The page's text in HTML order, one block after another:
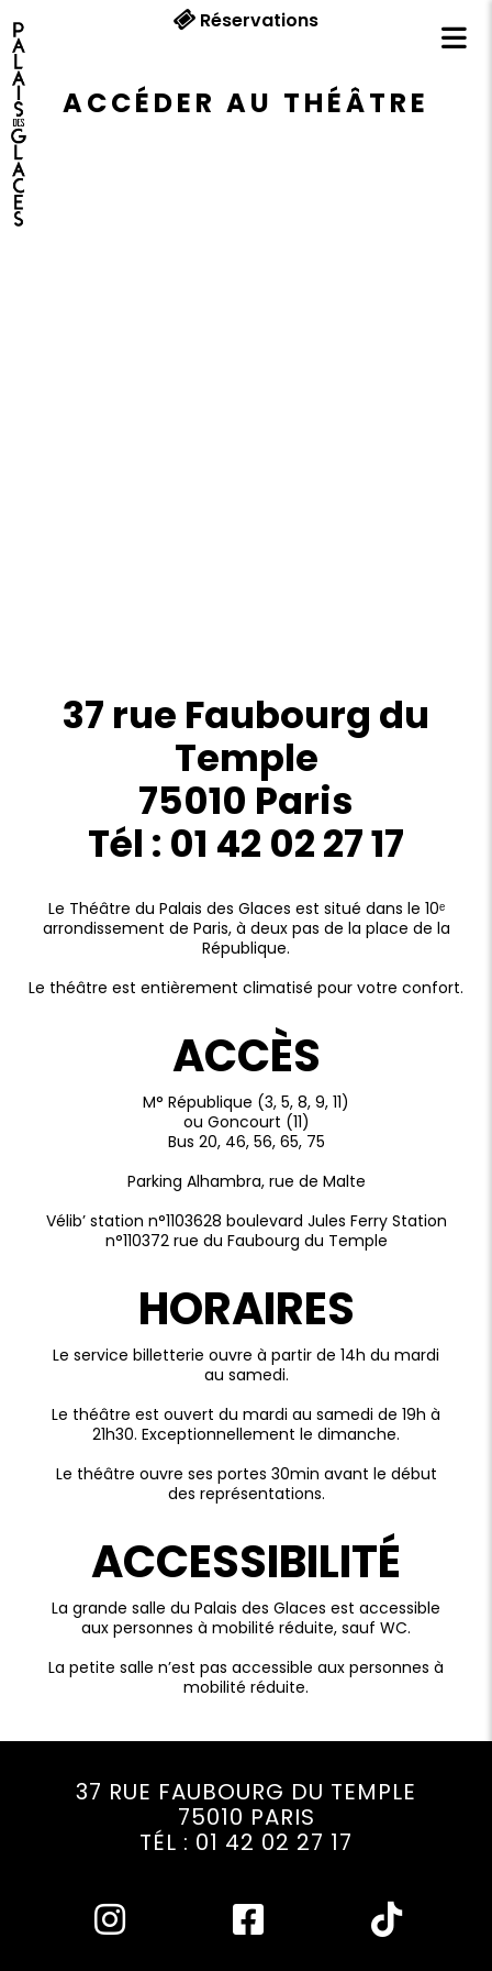
Réservations
ACCÉDER AU THÉÂTRE
37 rue Faubourg du
Temple
75010 Paris
Tél : 01 42 02 27 17
Le Théâtre du Palais des Glaces est situé dans le 10ᵉ
arrondissement de Paris, à deux pas de la place de la
République.
Le théâtre est entièrement climatisé pour votre confort.
ACCÈS
M° République (3, 5, 8, 9, 11)
ou Goncourt (11)
Bus 20, 46, 56, 65, 75
Parking Alhambra, rue de Malte
Vélib’ station n°1103628 boulevard Jules Ferry Station
n°110372 rue du Faubourg du Temple
HORAIRES
Le service billetterie ouvre à partir de 14h du mardi
au samedi.
Le théâtre est ouvert du mardi au samedi de 19h à
21h30. Exceptionnellement le dimanche.
Le théâtre ouvre ses portes 30min avant le début
des représentations.
ACCESSIBILITÉ
La grande salle du Palais des Glaces est accessible
aux personnes à mobilité réduite, sauf WC.
La petite salle n’est pas accessible aux personnes à
mobilité réduite.
37 RUE FAUBOURG DU TEMPLE
75010 PARIS
TÉL : 01 42 02 27 17